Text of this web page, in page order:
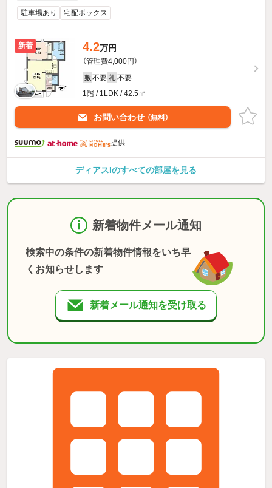
駐車場あり 宅配ボックス
新着 4.2万円
（管理費4,000円）
敷 不要 礼 不要
1階 / 1LDK / 42.5㎡
お問い合わせ （無料）
提供
ディアスIのすべての部屋を見る
新着物件メール通知
検索中の条件の新着物件情報をいち早
くお知らせします
新着メール通知を受け取る